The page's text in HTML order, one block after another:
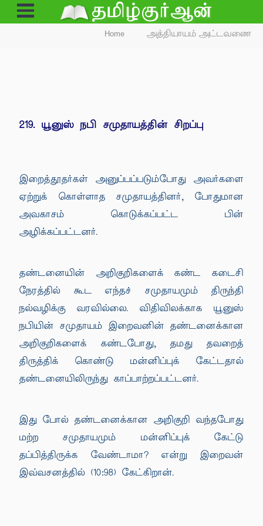
Open
Menu
Home அத்தியாயம் அட்டவணை
219. யூனுஸ் நபி சமுதாயத்தின் சிறப்பு
இறைத்தூதர்கள் அனுப்பப்படும்போது அவர்களை
ஏற்றுக் கொள்ளாத சமுதாயத்தினர், போதுமான
அவகாசம் கொடுக்கப்பட்ட பின்
அழிக்கப்பட்டனர்.
தண்டனையின் அறிகுறிகளைக் கண்ட கடைசி
நேரத்தில் கூட எந்தச் சமுதாயமும் திருந்தி
நல்வழிக்கு வரவில்லை. விதிவிலக்காக யூனுஸ்
நபியின் சமுதாயம் இறைவனின் தண்டனைக்கான
அறிகுறிகளைக் கண்டபோது, தமது தவறைத்
திருத்திக் கொண்டு மன்னிப்புக் கேட்டதால்
தண்டனையிலிருந்து காப்பாற்றப்பட்டனர்.
இது போல் தண்டனைக்கான அறிகுறி வந்தபோது
மற்ற சமுதாயமும் மன்னிப்புக் கேட்டு
தப்பித்திருக்க வேண்டாமா? என்று இறைவன்
இவ்வசனத்தில் (10:98) கேட்கிறான்.